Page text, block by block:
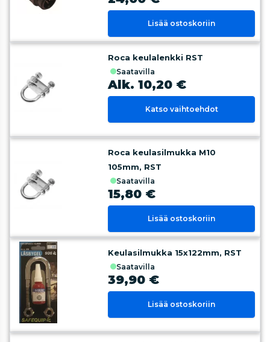
Lisää ostoskoriin
Roca keulalenkki RST
saatavilla
Alk. 10,20 €
Katso vaihtoehdot
Roca keulasilmukka M10
105mm, RST
saatavilla
15,80 €
Lisää ostoskoriin
Keulasilmukka 15x122mm, RST
saatavilla
39,90 €
Lisää ostoskoriin